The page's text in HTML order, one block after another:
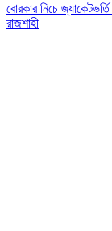
বোরকার নিচে
রাজশাহী